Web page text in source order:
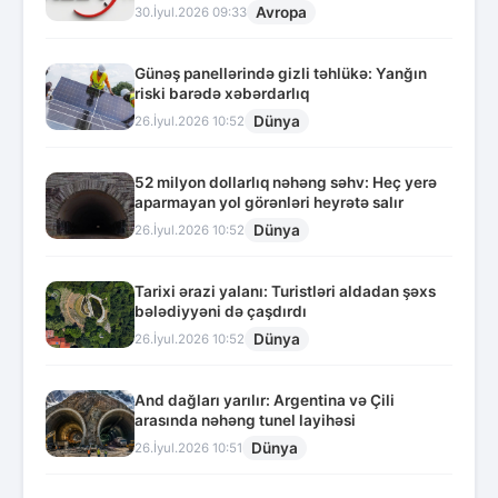
30.İyul.2026 09:33 Avropa
Günəş panellərində gizli təhlükə: Yanğın
riski barədə xəbərdarlıq
26.İyul.2026 10:52 Dünya
52 milyon dollarlıq nəhəng səhv: Heç yerə
aparmayan yol görənləri heyrətə salır
26.İyul.2026 10:52 Dünya
Tarixi ərazi yalanı: Turistləri aldadan şəxs
bələdiyyəni də çaşdırdı
26.İyul.2026 10:52 Dünya
And dağları yarılır: Argentina və Çili
arasında nəhəng tunel layihəsi
26.İyul.2026 10:51 Dünya